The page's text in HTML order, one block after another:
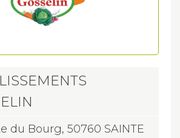
du Bourg, 50760 SAINTE